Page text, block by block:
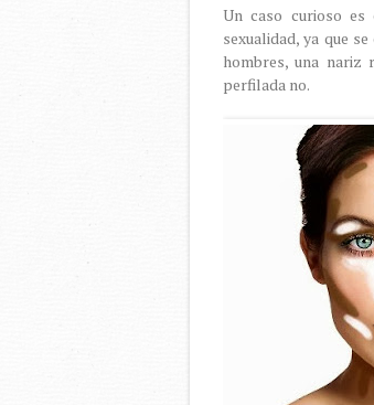
Un caso curioso es
sexualidad, ya que
hombres, una
perfilada no.